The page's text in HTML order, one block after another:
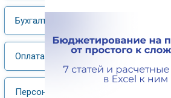
Бухгалтерский учет, налогообложение
Оплата труда
Персонал